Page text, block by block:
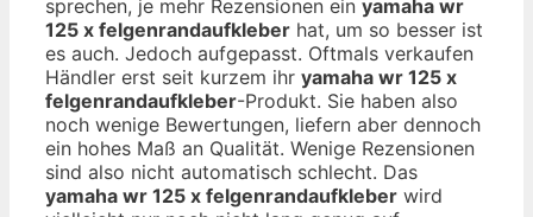
sprechen, je mehr Rezensionen ein yamaha wr
125 x felgenrandaufkleber hat, um so besser ist
es auch. Jedoch aufgepasst. Oftmals verkaufen
Händler erst seit kurzem ihr yamaha wr 125 x
felgenrandaufkleber-Produkt. Sie haben also
noch wenige Bewertungen, liefern aber dennoch
ein hohes Maß an Qualität. Wenige Rezensionen
sind also nicht automatisch schlecht. Das
yamaha wr 125 x felgenrandaufkleber wird